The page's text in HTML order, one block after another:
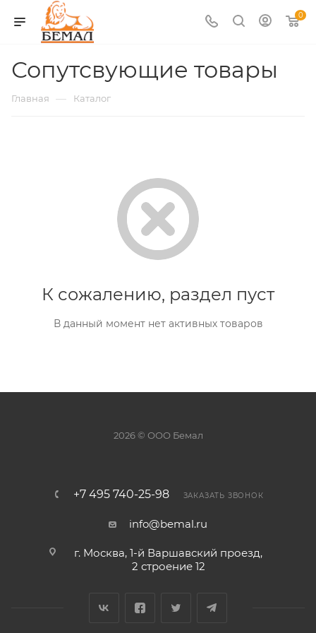
0
Сопутсвующие товары
Главная — Каталог
К сожалению, раздел пуст
В данный момент нет активных товаров
2026 © ООО Бемал
+7 495 740-25-98 ЗАКАЗАТЬ ЗВОНОК
info@bemal.ru
г. Москва, 1-й Варшавский проезд,
2 строение 12